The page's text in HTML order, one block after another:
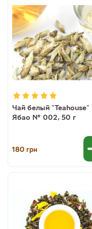
Чай белый "Teahouse"
Ябао № 002, 50 г
180 грн